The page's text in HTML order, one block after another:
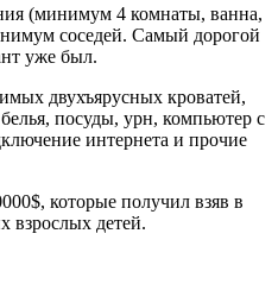
(минимум 4 комнаты, ванна,
соседей. Самый дорогой
уже был.
двухъярусных кроватей,
посуды, урн, компьютер с
интернета и прочие
которые получил взяв в
взрослых детей.